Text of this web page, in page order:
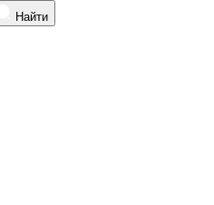
Найти